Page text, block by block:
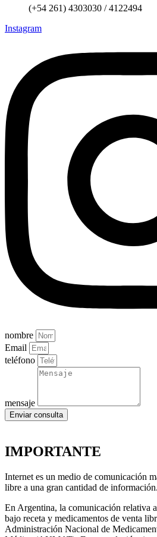
(+54 261) 4303030 / 4122494
Instagram
nombre
Email
teléfono
mensaje
Enviar consulta
IMPORTANTE
Internet es un medio de comunicación
libre a una gran cantidad de información.
En Argentina, la comunicación relativa
bajo receta y medicamentos de venta
Administración Nacional de